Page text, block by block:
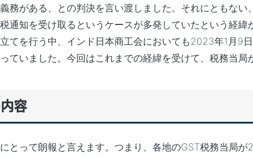
務がある、との判決を言い渡しました。それにともな
通知を受け取るというケースが多発していたという経
てを行う中、インド日本商工会においても2023年1月9
ていました。今回はこれまでの経緯を受けて、税務当局
容
とって朗報と言えます。つまり、各地のGST税務当局